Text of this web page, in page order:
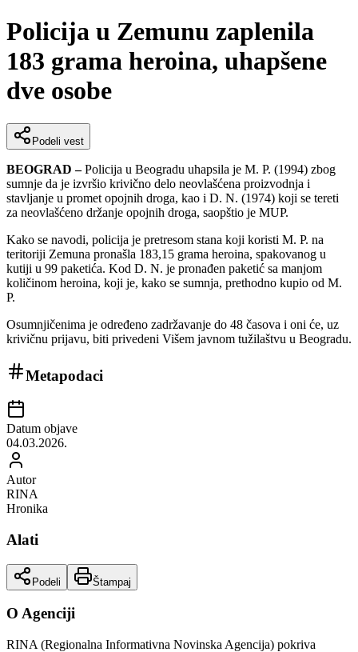
Policija u Zemunu zaplenila
183 grama heroina, uhapšene
dve osobe
Podeli vest
BEOGRAD –Policija u Beogradu uhapsila je M. P. (1994) zbog
sumnje da je izvršio krivično delo neovlašćena proizvodnja i
stavljanje u promet opojnih droga, kao i D. N. (1974) koji se tereti
za neovlašćeno držanje opojnih droga, saopštio je MUP.
Kako se navodi, policija je pretresom stana koji koristi M. P. na
teritoriji Zemuna pronašla 183,15 grama heroina, spakovanog u
kutiji u 99 paketića. Kod D. N. je pronađen paketić sa manjom
količinom heroina, koji je, kako se sumnja, prethodno kupio od M.
P.
Osumnjičenima je određeno zadržavanje do 48 časova i oni će, uz
krivičnu prijavu, biti privedeni Višem javnom tužilaštvu u Beogradu.
Metapodaci
Datum objave
04.03.2026.
Autor
RINA
Hronika
Alati
Podeli Štampaj
O Agenciji
RINA (Regionalna Informativna Novinska Agencija) pokriva